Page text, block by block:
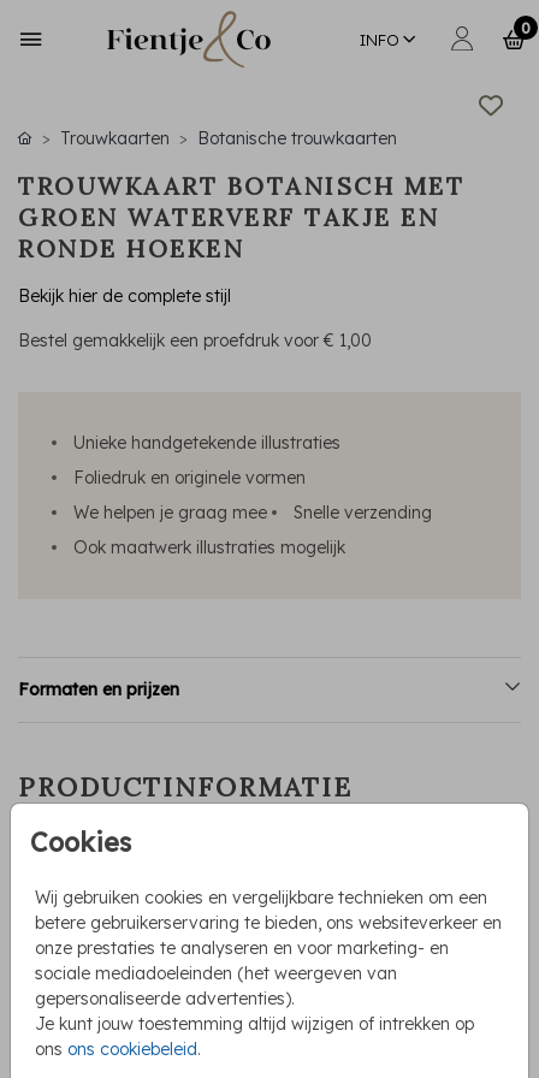
INFO
0
Cookies
Wij gebruiken cookies en vergelijkbare technieken om een
betere gebruikerservaring te bieden, ons websiteverkeer en
onze prestaties te analyseren en voor marketing- en
sociale mediadoeleinden (het weergeven van
gepersonaliseerde advertenties).
Je kunt jouw toestemming altijd wijzigen of intrekken op
ons ons cookiebeleid.
Trouwkaarten Botanische trouwkaarten
TROUWKAART BOTANISCH MET
GROEN WATERVERF TAKJE EN
RONDE HOEKEN
Bekijk hier de complete stijl
Bestel gemakkelijk een proefdruk voor€ 1,00
Unieke handgetekende illustraties
Foliedruk en originele vormen
We helpen je graag mee
Snelle verzending
Ook maatwerk illustraties mogelijk
Formaten en prijzen
PRODUCTINFORMATIE
OMSCHRIJVING
Een mooie uitnodiging voor jullie huwelijk met een waterverf
takje in groene kleur. Deze trouwkaart heeft ronde hoeken
wat de kaart een extra mooi effect geeft.
Toon meer